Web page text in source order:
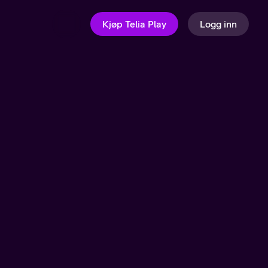
Kjøp Telia Play Logg inn